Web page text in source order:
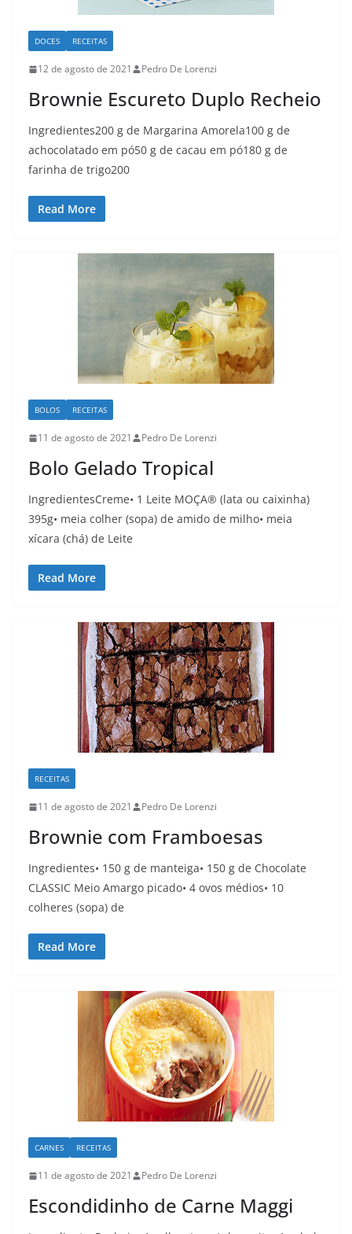
DOCES RECEITAS
12 de agosto de 2021 Pedro De Lorenzi
Brownie Escureto Duplo Recheio
Ingredientes200 g de Margarina Amorela100 g de
achocolatado em pó50 g de cacau em pó180 g de
farinha de trigo200
Read More
BOLOS RECEITAS
11 de agosto de 2021 Pedro De Lorenzi
Bolo Gelado Tropical
IngredientesCreme• 1 Leite MOÇA® (lata ou caixinha)
395g• meia colher (sopa) de amido de milho• meia
xícara (chá) de Leite
Read More
RECEITAS
11 de agosto de 2021 Pedro De Lorenzi
Brownie com Framboesas
Ingredientes• 150 g de manteiga• 150 g de Chocolate
CLASSIC Meio Amargo picado• 4 ovos médios• 10
colheres (sopa) de
Read More
CARNES RECEITAS
11 de agosto de 2021 Pedro De Lorenzi
Escondidinho de Carne Maggi